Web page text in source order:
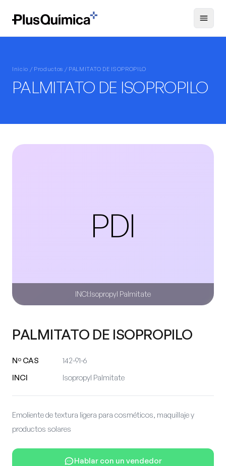
Inicio / Productos / PALMITATO DE ISOPROPILO
PALMITATO DE ISOPROPILO
PDI
INCI:Isopropyl Palmitate
PALMITATO DE ISOPROPILO
Nº CAS
142-91-6
INCI
Isopropyl Palmitate
Emoliente de textura ligera para cosméticos, maquillaje y
productos solares
Hablar con un vendedor